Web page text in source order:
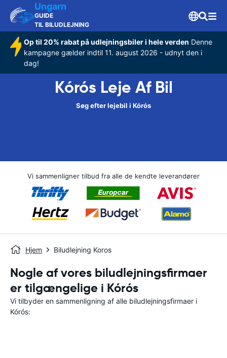
Ungarn
GUIDE
TIL BILUDLEJNING
Op til 20% rabat på udlejningsbiler i hele verden Denne
kampagne gælder indtil 11. august 2026 - udnyt den i
dag!
Kórós Leje Af Bil
Søg efter lejebil i Kórós
Vi sammenligner tilbud fra alle de kendte leverandører
Hjem Biludlejning Koros
Nogle af vores biludlejningsfirmaer
er tilgængelige i Kórós
Vi tilbyder en sammenligning af alle biludlejningsfirmaer i
Kórós: